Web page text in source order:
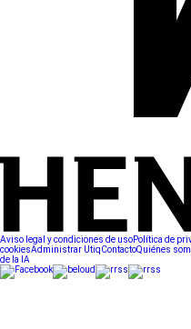
Aviso legal y condiciones de usoPolítica de
cookiesAdministrar UtiqContactoQuiénes
de la IA